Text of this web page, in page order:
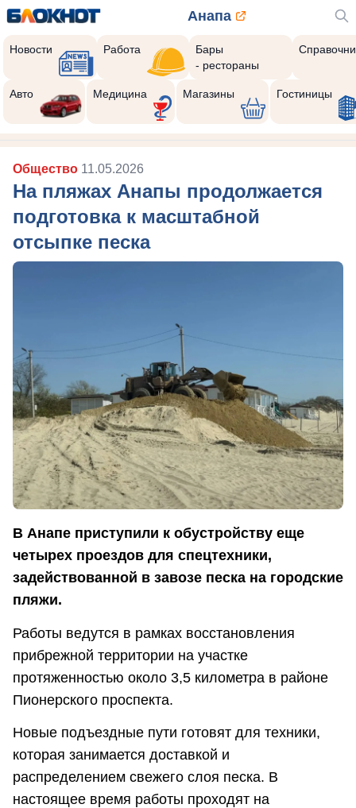
Анапа
Новости Работа
Бары
- рестораны
Авто Медицина Магазины Гостиницы
Общество 11.05.2026
На пляжах Анапы продолжается
подготовка к масштабной
отсыпке песка
В Анапе приступили к обустройству еще
четырех проездов для спецтехники,
задействованной в завозе песка на городские
пляжи.
Работы ведутся в рамках восстановления
прибрежной территории на участке
протяженностью около 3,5 километра в районе
Пионерского проспекта.
Новые подъездные пути готовят для техники,
которая занимается доставкой и
распределением свежего слоя песка. В
настоящее время работы проходят на